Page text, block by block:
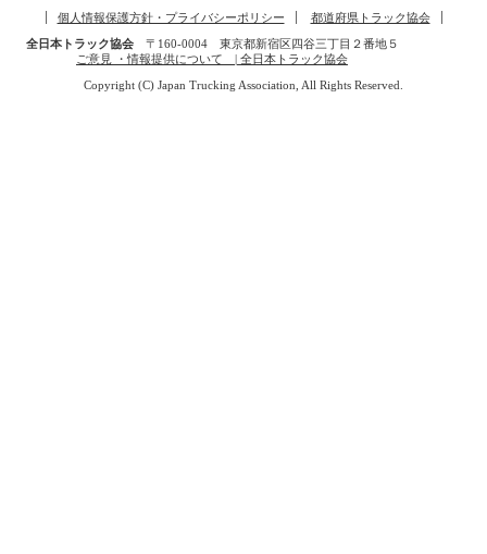
個人情報保護方針・プライバシーポリシー
都道府県トラック協会
全日本トラック協会〒160-0004 東京都新宿区四谷三丁目２番地５
ご意見 ・情報提供について | 全日本トラック協会
Copyright (C) Japan Trucking Association, All Rights Reserved.